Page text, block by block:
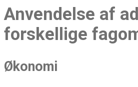
Anvendelse af
forskellige
Økonomi